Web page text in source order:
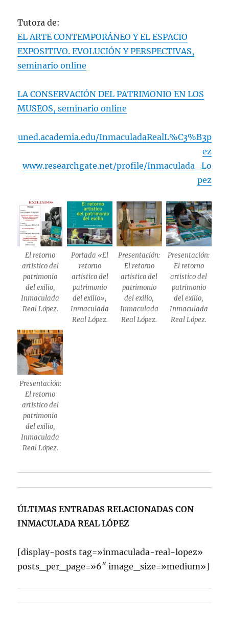
Tutora de:
EL ARTE CONTEMPORÁNEO Y EL ESPACIO
EXPOSITIVO. EVOLUCIÓN Y PERSPECTIVAS,
seminario online
LA CONSERVACIÓN DEL PATRIMONIO EN LOS
MUSEOS, seminario online
uned.academia.edu/InmaculadaRealL%C3%B3p
ez
www.researchgate.net/profile/Inmaculada_Lo
pez
El retorno
artistico del
patrimonio
del exilio,
Inmaculada
Real López.
Portada «El
retorno
artistico del
patrimonio
del exilio»,
Inmaculada
Real López.
Presentación:
El retorno
artistico del
patrimonio
del exilio,
Inmaculada
Real López.
Presentación:
El retorno
artistico del
patrimonio
del exilio,
Inmaculada
Real López.
Presentación:
El retorno
artistico del
patrimonio
del exilio,
Inmaculada
Real López.
ÚLTIMAS ENTRADAS RELACIONADAS CON
INMACULADA REAL LÓPEZ
[display-posts tag=»inmaculada-real-lopez»
posts_per_page=»6″ image_size=»medium»]